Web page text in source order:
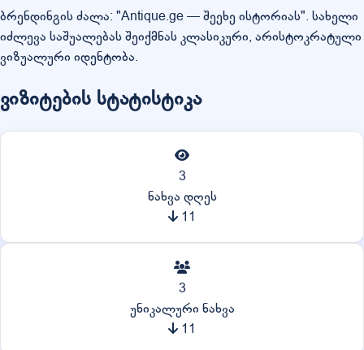
ბრენდინგის ძალა: "Antique.ge — შეეხე ისტორიას". სახელი
იძლევა საშუალებას შეიქმნას კლასიკური, არისტოკრატული
ვიზუალური იდენტობა.
ვიზიტების სტატისტიკა
3
ნახვა დღეს
11
3
უნიკალური ნახვა
11